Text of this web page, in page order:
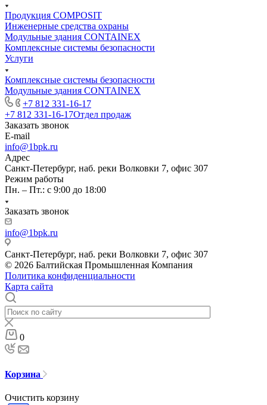
Продукция COMPOSIT
Инженерные средства охраны
Модульные здания CONTAINEX
Комплексные системы безопасности
Услуги
Комплексные системы безопасности
Модульные здания CONTAINEX
+7 812 331-16-17
+7 812 331-16-17Отдел продаж
Заказать звонок
E-mail
info@1bpk.ru
Адрес
Санкт-Петербург, наб. реки Волковки 7, офис 307
Режим работы
Пн. – Пт.: с 9:00 до 18:00
Заказать звонок
info@1bpk.ru
Санкт-Петербург, наб. реки Волковки 7, офис 307
© 2026 Балтийская Промышленная Компания
Политика конфиденциальности
Карта сайта
0
Корзина
Очистить корзину